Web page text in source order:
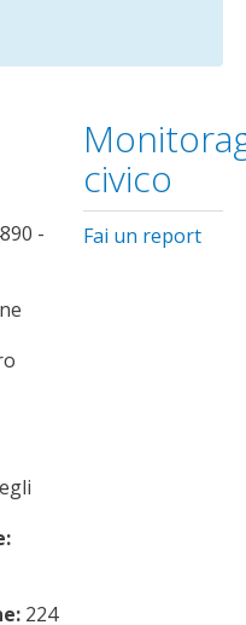
-
224
civico
Fai un report